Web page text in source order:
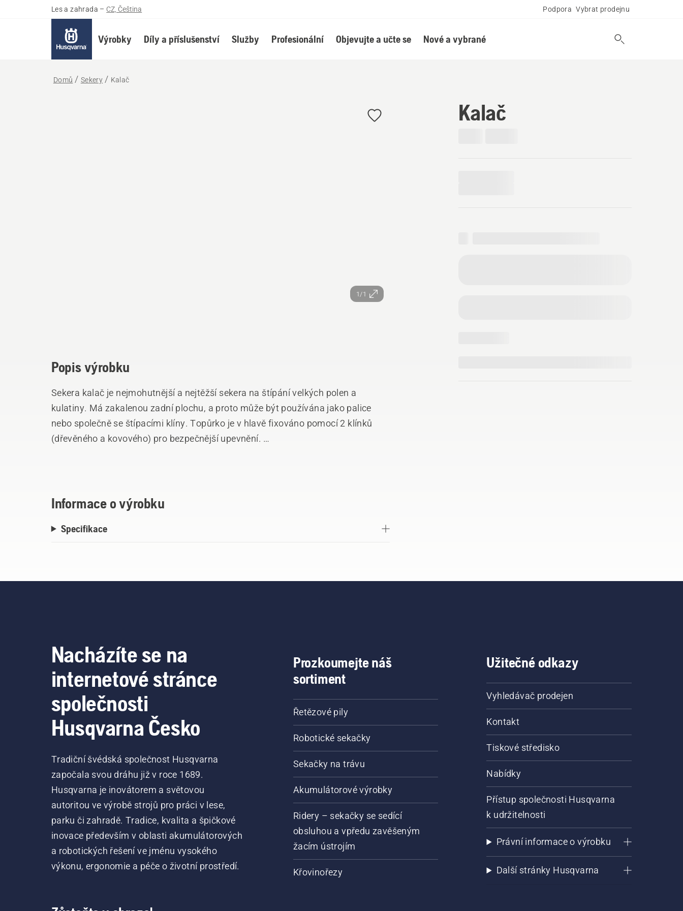
Les a zahrada – CZ, Čeština Podpora Vybrat prodejnu
Výrobky Díly a příslušenství Služby Profesionální Objevujte a učte se Nové a vybrané
Domů Sekery Kalač
1/1
Kalač
Popis výrobku
Sekera kalač je nejmohutnější a nejtěžší sekera na štípání velkých polen a
kulatiny. Má zakalenou zadní plochu, a proto může být používána jako palice
nebo společně se štípacími klíny. Topůrko je v hlavě fixováno pomocí 2 klínků
(dřevěného a kovového) pro bezpečnější upevnění.
Informace o výrobku
Specifikace
Nacházíte se na
internetové stránce
společnosti
Husqvarna Česko
Tradiční švédská společnost Husqvarna
započala svou dráhu již v roce 1689.
Husqvarna je inovátorem a světovou
autoritou ve výrobě strojů pro práci v lese,
parku či zahradě. Tradice, kvalita a špičkové
inovace především v oblasti akumulátorových
a robotických řešení ve jménu vysokého
výkonu, ergonomie a péče o životní prostředí.
Prozkoumejte náš
sortiment
Řetězové pily
Robotické sekačky
Sekačky na trávu
Akumulátorové výrobky
Ridery – sekačky se sedící
obsluhou a vpředu zavěšeným
žacím ústrojím
Křovinořezy
Užitečné odkazy
Vyhledávač prodejen
Kontakt
Tiskové středisko
Nabídky
Přístup společnosti Husqvarna
k udržitelnosti
Právní informace o výrobku
Další stránky Husqvarna